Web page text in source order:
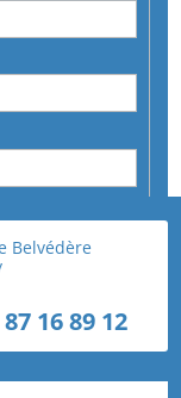
pris
Belvédère
16 89 12